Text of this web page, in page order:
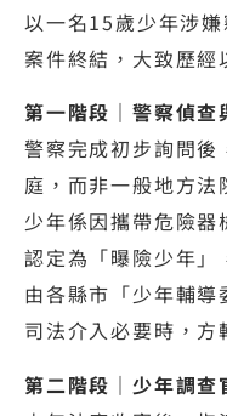
以一名15歲少年涉
案件終結，大致歷經
第一階段｜警察偵查
警察完成初步詢問後
庭，而非一般地方
少年係因攜帶危險
認定為「曝險少年」
由各縣市「少年輔
司法介入必要時，方
第二階段｜少年調查